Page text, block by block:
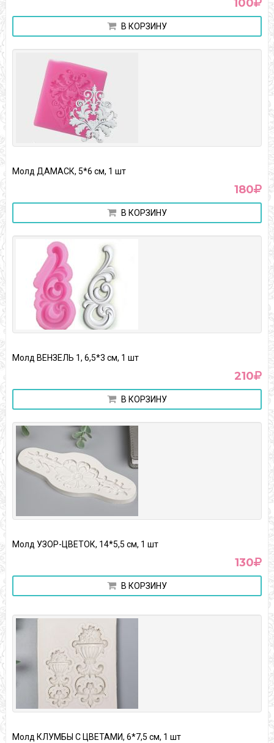
100
В КОРЗИНУ
Молд ДАМАСК, 5*6 см, 1 шт
180
В КОРЗИНУ
Молд ВЕНЗЕЛЬ 1, 6,5*3 см, 1 шт
210
В КОРЗИНУ
Молд УЗОР-ЦВЕТОК, 14*5,5 см, 1 шт
130
В КОРЗИНУ
Молд КЛУМБЫ С ЦВЕТАМИ, 6*7,5 см, 1 шт